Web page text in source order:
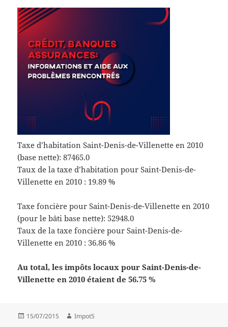
Taxe d’habitation Saint-Denis-de-Villenette en 2010
(base nette): 87465.0
Taux de la taxe d’habitation pour Saint-Denis-de-
Villenette en 2010 : 19.89 %
Taxe foncière pour Saint-Denis-de-Villenette en 2010
(pour le bâti base nette): 52948.0
Taux de la taxe foncière pour Saint-Denis-de-
Villenette en 2010 : 36.86 %
Au total, les impôts locaux pour Saint-Denis-de-
Villenette en 2010 étaient de 56.75 %
Publié
15/07/2015 Auteur
Impot5